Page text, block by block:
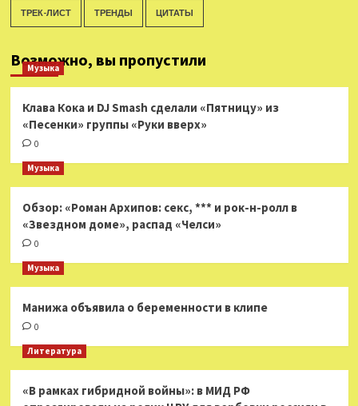
ТРЕК-ЛИСТ ТРЕНДЫ ЦИТАТЫ
Возможно, вы пропустили
Музыка
Клава Кока и DJ Smash сделали «Пятницу» из
«Песенки» группы «Руки вверх»
0
Музыка
Обзор: «Роман Архипов: секс, *** и рок-н-ролл в
«Звездном доме», распад «Челси»
0
Музыка
Манижа объявила о беременности в клипе
0
Литература
«В рамках гибридной войны»: в МИД РФ